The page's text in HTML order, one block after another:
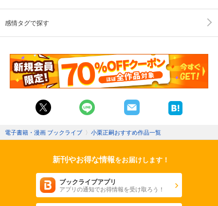
感情タグで探す
電子書籍・漫画 ブックライブ 〉 小栗正嗣おすすめ作品一覧
新刊やお得な情報をお届けします！
ブックライブアプリ
アプリの通知でお得情報を受け取ろう！